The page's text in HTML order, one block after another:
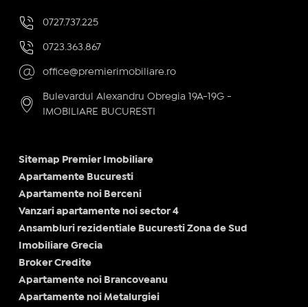
0727.737.225
0723.363.867
office@premierimobiliare.ro
Bulevardul Alexandru Obregia 19A-19G -
IMOBILIARE BUCURESTI
Sitemap Premier Imobiliare
Apartamente Bucuresti
Apartamente noi Berceni
Vanzari apartamente noi sector 4
Ansambluri rezidentiale Bucuresti Zona de Sud
Imobiliare Grecia
Broker Credite
Apartamente noi Brancoveanu
Apartamente noi Metalurgiei